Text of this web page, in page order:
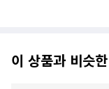
이 상품과 비슷